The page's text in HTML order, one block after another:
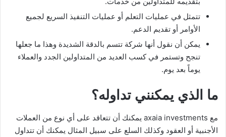
تتمثل في عمليات التعلم أو عمليات التنفيذ السريع لجميع
الأوامر أو تقديم الدعم.
يمكن أن نقول أنها شركة تتسم بالدقة الشديدة وهذا ما جعلها
تنجح وتستمر في كسب العديد من المتداولين الجدد والعملاء
يوماً بعد يوم.
ما الذي يمكنني تداوله؟
مع axaia investments يمكنك أن تتعاقد على أي نوع من العملات
الأجنبية أو العقود وكذلك السلع على سبيل المثال يمكنك أن تتداول